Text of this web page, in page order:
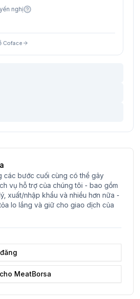
nghị
Coface
các bước cuối cùng có thể gây
vụ hỗ trợ của chúng tôi - bao gồm
xuất/nhập khẩu và nhiều hơn nữa -
lo lắng và giữ cho giao dịch của
MeatBorsa